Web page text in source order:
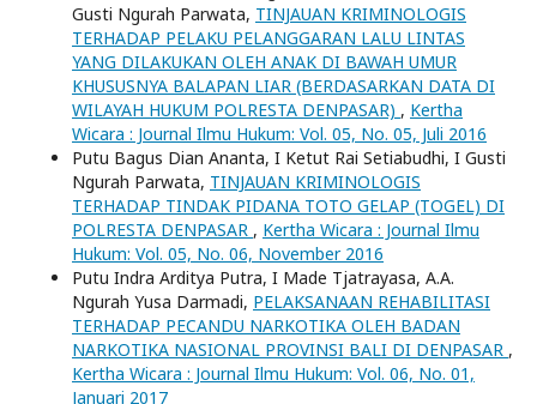
Gusti Ngurah Parwata, TINJAUAN KRIMINOLOGIS
TERHADAP PELAKU PELANGGARAN LALU LINTAS
YANG DILAKUKAN OLEH ANAK DI BAWAH UMUR
KHUSUSNYA BALAPAN LIAR (BERDASARKAN DATA DI
WILAYAH HUKUM POLRESTA DENPASAR) , Kertha
Wicara : Journal Ilmu Hukum: Vol. 05, No. 05, Juli 2016
Putu Bagus Dian Ananta, I Ketut Rai Setiabudhi, I Gusti
Ngurah Parwata, TINJAUAN KRIMINOLOGIS
TERHADAP TINDAK PIDANA TOTO GELAP (TOGEL) DI
POLRESTA DENPASAR , Kertha Wicara : Journal Ilmu
Hukum: Vol. 05, No. 06, November 2016
Putu Indra Arditya Putra, I Made Tjatrayasa, A.A.
Ngurah Yusa Darmadi, PELAKSANAAN REHABILITASI
TERHADAP PECANDU NARKOTIKA OLEH BADAN
NARKOTIKA NASIONAL PROVINSI BALI DI DENPASAR ,
Kertha Wicara : Journal Ilmu Hukum: Vol. 06, No. 01,
Januari 2017